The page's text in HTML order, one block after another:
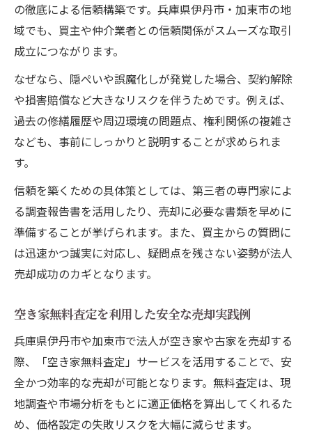
の徹底による信頼構築です。兵庫県伊丹市・加東市の地
域でも、買主や仲介業者との信頼関係がスムーズな取引
成立につながります。
なぜなら、隠ぺいや誤魔化しが発覚した場合、契約解除
や損害賠償など大きなリスクを伴うためです。例えば、
過去の修繕履歴や周辺環境の問題点、権利関係の複雑さ
なども、事前にしっかりと説明することが求められま
す。
信頼を築くための具体策としては、第三者の専門家によ
る調査報告書を活用したり、売却に必要な書類を早めに
準備することが挙げられます。また、買主からの質問に
は迅速かつ誠実に対応し、疑問点を残さない姿勢が法人
売却成功のカギとなります。
空き家無料査定を利用した安全な売却実践例
兵庫県伊丹市や加東市で法人が空き家や古家を売却する
際、「空き家無料査定」サービスを活用することで、安
全かつ効率的な売却が可能となります。無料査定は、現
地調査や市場分析をもとに適正価格を算出してくれるた
め、価格設定の失敗リスクを大幅に減らせます。